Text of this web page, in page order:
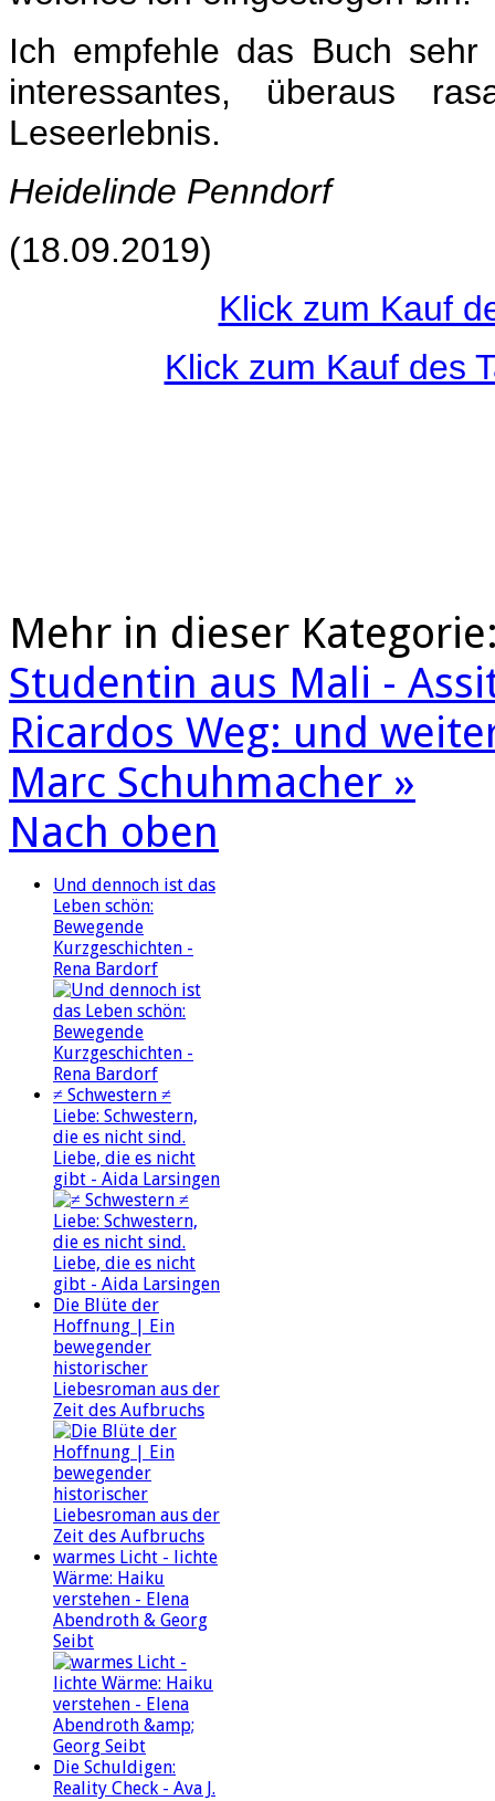
Ich empfehle das Buch
interessantes, überaus
Leseerlebnis.
Heidelinde Penndorf
(18.09.2019)
Klick zum Kauf
Klick zum Kauf des
Mehr in dieser
Studentin aus Mali -
Ricardos Weg: und
Marc Schuhmacher »
Nach oben
Und dennoch ist das
Leben schön:
Bewegende
Kurzgeschichten -
Rena Bardorf
≠ Schwestern ≠
Liebe: Schwestern,
die es nicht sind.
Liebe, die es nicht
gibt - Aida Larsingen
Die Blüte der
Hoffnung | Ein
bewegender
historischer
Liebesroman aus der
Zeit des Aufbruchs
warmes Licht - lichte
Wärme: Haiku
verstehen - Elena
Abendroth & Georg
Seibt
Die Schuldigen:
Reality Check - Ava J.